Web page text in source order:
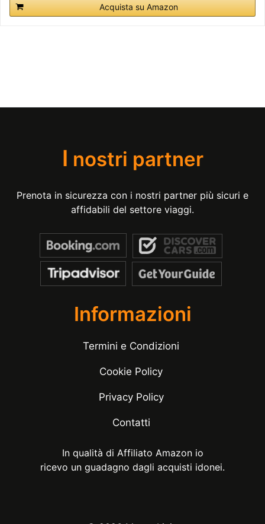
Acquista su Amazon
I nostri partner
Prenota in sicurezza con i nostri partner più sicuri e
affidabili del settore viaggi.
Informazioni
Termini e Condizioni
Cookie Policy
Privacy Policy
Contatti
In qualità di Affiliato Amazon io
ricevo un guadagno dagli acquisti idonei.